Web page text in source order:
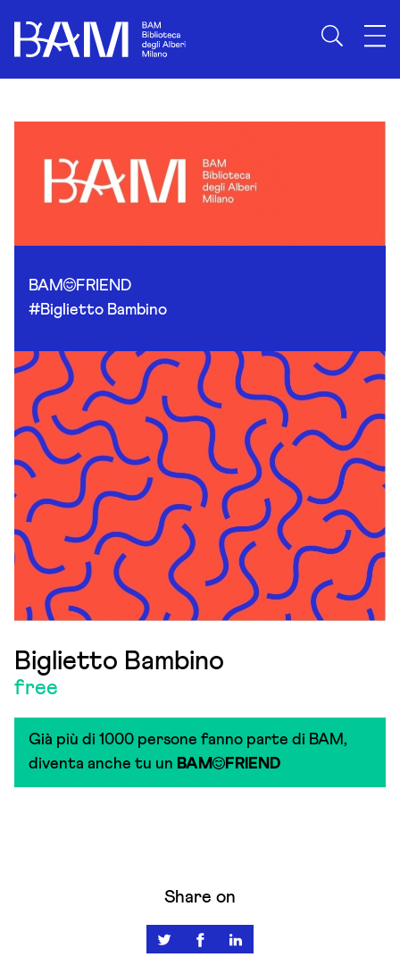
BAM
FRIEND
#Biglietto Bambino
Biglietto Bambino
free
Già più di 1000 persone fanno parte di BAM,
diventa anche tu un BAM FRIEND
Share on